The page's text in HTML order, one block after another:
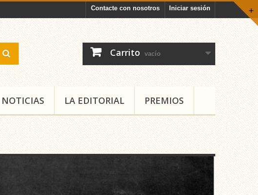
+
Iniciar sesión
Contacte con nosotros
Carrito vacío
NOTICIAS LA EDITORIAL PREMIOS